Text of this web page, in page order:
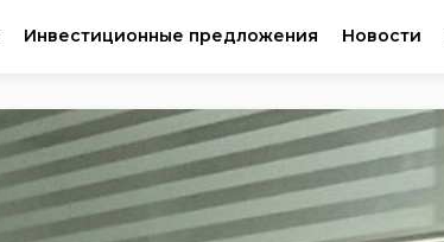
Инвестиционные предложения Новости